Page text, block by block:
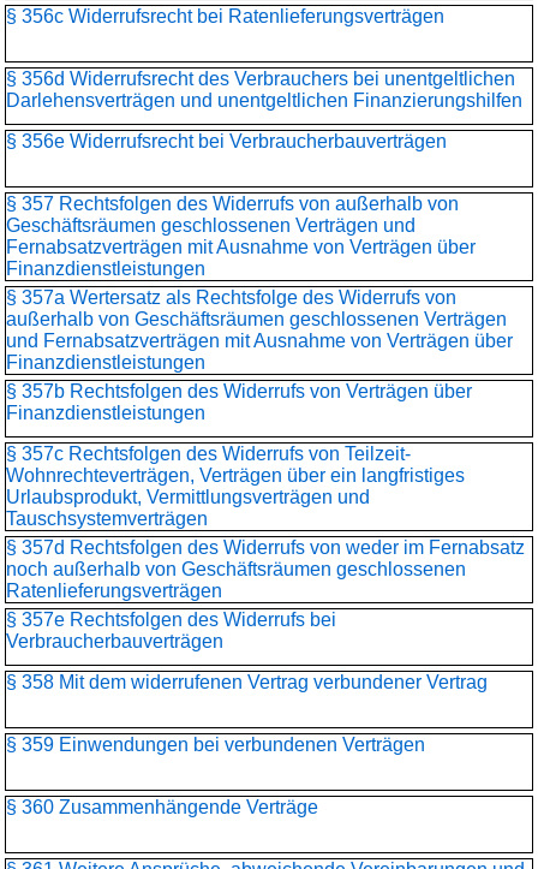
§ 356c Widerrufsrecht bei Ratenlieferungsverträgen
§ 356d Widerrufsrecht des Verbrauchers bei unentgeltlichen
Darlehensverträgen und unentgeltlichen Finanzierungshilfen
§ 356e Widerrufsrecht bei Verbraucherbauverträgen
§ 357 Rechtsfolgen des Widerrufs von außerhalb von
Geschäftsräumen geschlossenen Verträgen und
Fernabsatzverträgen mit Ausnahme von Verträgen über
Finanzdienstleistungen
§ 357a Wertersatz als Rechtsfolge des Widerrufs von
außerhalb von Geschäftsräumen geschlossenen Verträgen
und Fernabsatzverträgen mit Ausnahme von Verträgen über
Finanzdienstleistungen
§ 357b Rechtsfolgen des Widerrufs von Verträgen über
Finanzdienstleistungen
§ 357c Rechtsfolgen des Widerrufs von Teilzeit-
Wohnrechteverträgen, Verträgen über ein langfristiges
Urlaubsprodukt, Vermittlungsverträgen und
Tauschsystemverträgen
§ 357d Rechtsfolgen des Widerrufs von weder im Fernabsatz
noch außerhalb von Geschäftsräumen geschlossenen
Ratenlieferungsverträgen
§ 357e Rechtsfolgen des Widerrufs bei
Verbraucherbauverträgen
§ 358 Mit dem widerrufenen Vertrag verbundener Vertrag
§ 359 Einwendungen bei verbundenen Verträgen
§ 360 Zusammenhängende Verträge